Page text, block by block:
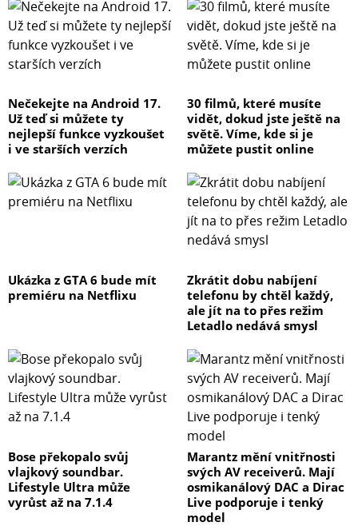
Nečekejte na Android 17.
Už teď si můžete ty
nejlepší funkce vyzkoušet
i ve starších verzích
30 filmů, které musíte
vidět, dokud jste ještě na
světě. Víme, kde si je
můžete pustit online
Ukázka z GTA 6 bude mít
premiéru na Netflixu
Zkrátit dobu nabíjení
telefonu by chtěl každý,
ale jít na to přes režim
Letadlo nedává smysl
Bose překopalo svůj
vlajkový soundbar.
Lifestyle Ultra může
vyrůst až na 7.1.4
Marantz mění vnitřnosti
svých AV receiverů. Mají
osmikanálový DAC a Dirac
Live podporuje i tenký
model